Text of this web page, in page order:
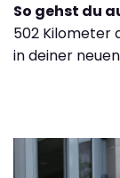
So gehst du
502 Kilometer
in deiner